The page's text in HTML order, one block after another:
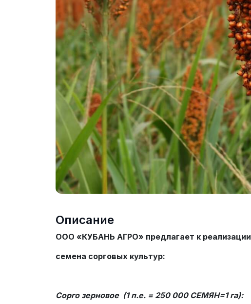
Описание
ООО «КУБАНЬ АГРО» предлагает к реализации
семена сорговых культур:
Сорго зерновое (1 п.е. = 250 000 СЕМЯН=1 га):